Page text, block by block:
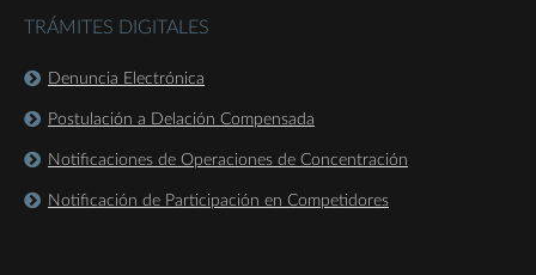
TRÁMITES DIGITALES
Denuncia Electrónica
Postulación a Delación Compensada
Notificaciones de Operaciones de Concentración
Notificación de Participación en Competidores